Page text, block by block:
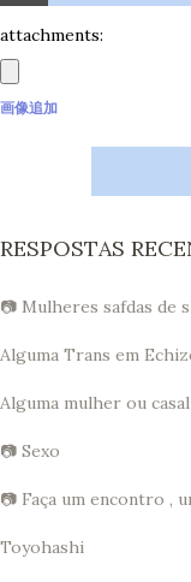
attachments:
画像追加
RESPOSTAS
📷 Mulheres safdas de
Alguma Trans em
Alguma mulher ou
📷 Sexo
📷 Faça um encontro ,
Toyohashi